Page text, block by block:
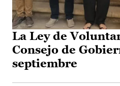
La Ley de
Consejo de
septiembre